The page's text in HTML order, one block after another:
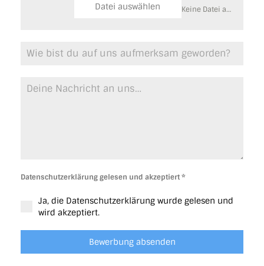
Datei auswählen Keine Datei ausgewählt
Datenschutzerklärung gelesen und akzeptiert*
Ja, die Datenschutzerklärung wurde gelesen und
wird akzeptiert.
Bewerbung absenden